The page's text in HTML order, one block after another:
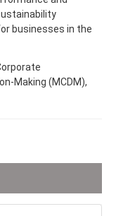
businesses in the
Making (MCDM),